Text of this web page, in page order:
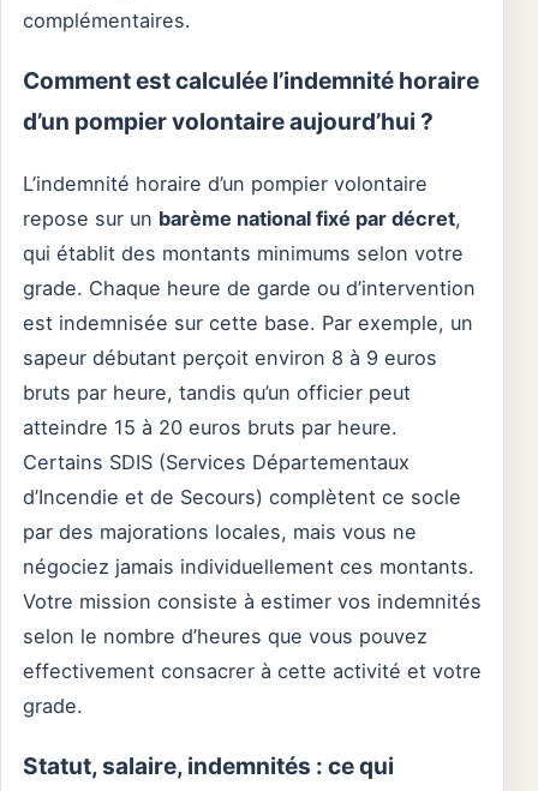
complémentaires.
Comment est calculée l’indemnité horaire
d’un pompier volontaire aujourd’hui ?
L’indemnité horaire d’un pompier volontaire
repose sur un barème national fixé par décret,
qui établit des montants minimums selon votre
grade. Chaque heure de garde ou d’intervention
est indemnisée sur cette base. Par exemple, un
sapeur débutant perçoit environ 8 à 9 euros
bruts par heure, tandis qu’un officier peut
atteindre 15 à 20 euros bruts par heure.
Certains SDIS (Services Départementaux
d’Incendie et de Secours) complètent ce socle
par des majorations locales, mais vous ne
négociez jamais individuellement ces montants.
Votre mission consiste à estimer vos indemnités
selon le nombre d’heures que vous pouvez
effectivement consacrer à cette activité et votre
grade.
Statut, salaire, indemnités : ce qui